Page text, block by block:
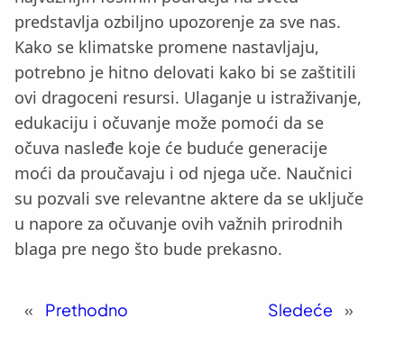
predstavlja ozbiljno upozorenje za sve nas.
Kako se klimatske promene nastavljaju,
potrebno je hitno delovati kako bi se zaštitili
ovi dragoceni resursi. Ulaganje u istraživanje,
edukaciju i očuvanje može pomoći da se
očuva nasleđe koje će buduće generacije
moći da proučavaju i od njega uče. Naučnici
su pozvali sve relevantne aktere da se uključe
u napore za očuvanje ovih važnih prirodnih
blaga pre nego što bude prekasno.
« Prethodno Sledeće »